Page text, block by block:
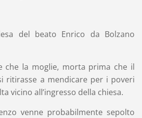
del beato Enrico da Bolzano
che la moglie, morta prima che il
ritirasse a mendicare per i poveri
vicino all’ingresso della chiesa.
venne probabilmente sepolto